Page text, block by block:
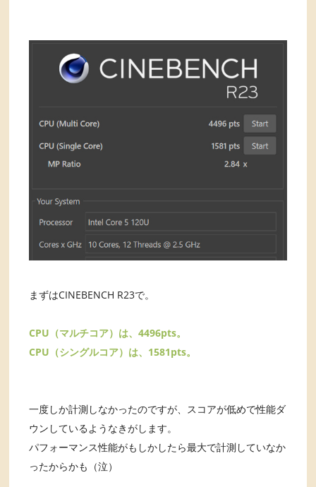
まずはCINEBENCH R23で。
CPU（マルチコア）は、4496pts。
CPU（シングルコア）は、1581pts。
一度しか計測しなかったのですが、スコアが低めで性能ダ
ウンしているようなきがします。
パフォーマンス性能がもしかしたら最大で計測していなか
ったからかも（泣）